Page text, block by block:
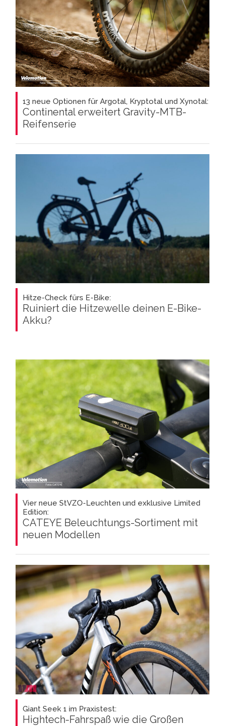
13 neue Optionen für Argotal, Kryptotal und Xynotal:
Continental erweitert Gravity-MTB-
Reifenserie
Hitze-Check fürs E-Bike:
Ruiniert die Hitzewelle deinen E-Bike-
Akku?
Vier neue StVZO-Leuchten und exklusive Limited
Edition:
CATEYE Beleuchtungs-Sortiment mit
neuen Modellen
Giant Seek 1 im Praxistest:
Hightech-Fahrspaß wie die Großen